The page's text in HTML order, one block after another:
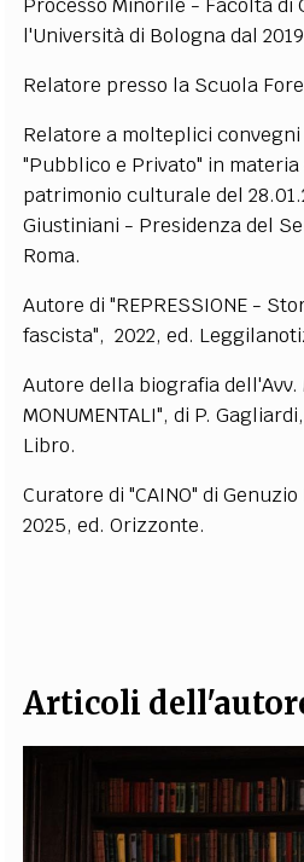
Processo Minorile - Facoltà di
l'Università di Bologna dal
Relatore presso la Scuola
Relatore a molteplici
"Pubblico e Privato" in
patrimonio culturale del
Giustiniani - Presidenza del
Roma.
Autore di "REPRESSIONE -
fascista", 2022, ed.
Autore della biografia dell'Avv.
MONUMENTALI", di P.
Libro.
Curatore di "CAINO" di
2025, ed. Orizzonte.
Articoli